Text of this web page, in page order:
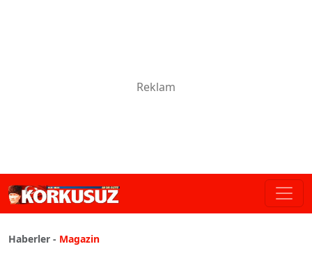
Haberler - Magazin